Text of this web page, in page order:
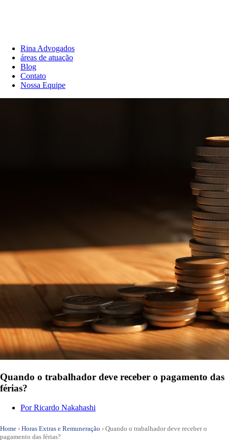
Rina Advogados
áreas de atuação
Blog
Contato
Nossa Equipe
Quando o trabalhador deve receber o pagamento das
férias?
PorRicardo Nakahashi
Home › Horas Extras e Remuneração › Quando o trabalhador deve receber o
pagamento das férias?